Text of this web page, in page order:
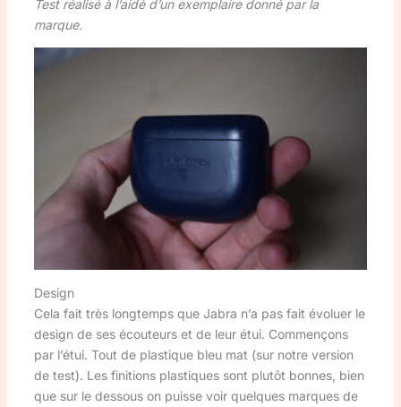
Test réalisé à l’aidé d’un exemplaire donné par la
marque.
Design
Cela fait très longtemps que Jabra n’a pas fait évoluer le
design de ses écouteurs et de leur étui. Commençons
par l’étui. Tout de plastique bleu mat (sur notre version
de test). Les finitions plastiques sont plutôt bonnes, bien
que sur le dessous on puisse voir quelques marques de